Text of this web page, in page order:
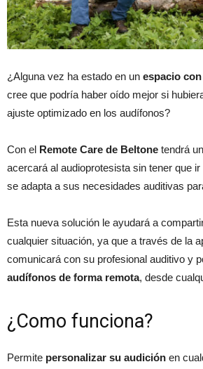
¿Alguna vez ha estado en un espacio
cree que podría haber oído mejor si
ajuste optimizado en los audífonos?
Con el Remote Care de Beltone tendrá
acercará al audioprotesista sin tener que
se adapta a sus necesidades auditivas
Esta nueva solución le ayudará a
cualquier situación, ya que a través de la
comunicará con su profesional auditivo y
audífonos de forma remota, desde
¿Como funciona?
Permite personalizar su audición en